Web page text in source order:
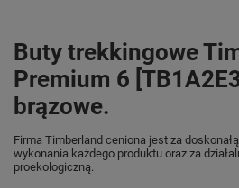
Buty trekkingowe
Premium 6
brązowe.
Firma Timberland ceniona jest za
wykonania każdego produktu oraz za
proekologiczną.